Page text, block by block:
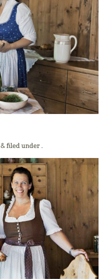
&filed under .